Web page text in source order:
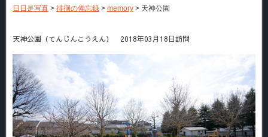
日日是写真 > 徘徊の備忘録 > memory > 天神公園
天神公園（てんじんこうえん） 2018年03月18日訪問